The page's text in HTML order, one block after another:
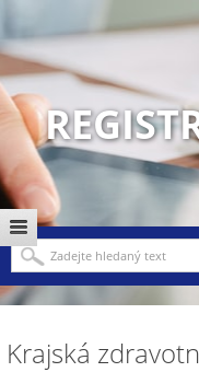
Krajská